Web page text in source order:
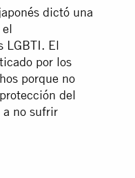
dictó una
el
LGBTI. El
por los
porque no
del
a no sufrir